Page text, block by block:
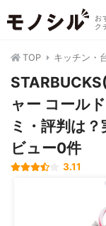
お
ク
TOP キッチン・
ャー コール
ミ・評判は
ビュー0件
3.11